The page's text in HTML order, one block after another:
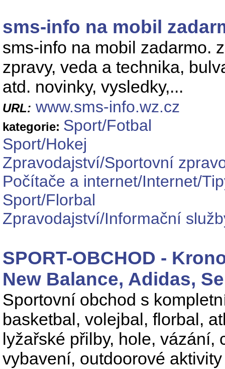
sms-info na mobil
sms-info na mobil zadarmo.
zpravy, veda a technika,
atd. novinky, vysledky,...
URL: www.sms-info.wz.cz
kategorie: Sport/Fotbal
Sport/Hokej
Zpravodajství/Sportovní
Počítače a internet/Internet/
Sport/Florbal
Zpravodajství/Informační
SPORT-OBCHOD -
New Balance, Adidas,
Sportovní obchod s
basketbal, volejbal, florbal,
lyžařské přilby, hole,
vybavení, outdoorové